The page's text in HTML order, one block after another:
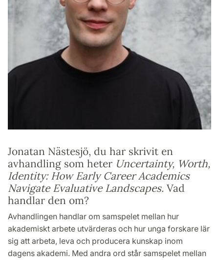
Jonatan Nästesjö, du har skrivit en
avhandling som heter Uncertainty, Worth,
Identity: How Early Career Academics
Navigate Evaluative Landscapes. Vad
handlar den om?
Avhandlingen handlar om samspelet mellan hur
akademiskt arbete utvärderas och hur unga forskare lär
sig att arbeta, leva och producera kunskap inom
dagens akademi. Med andra ord står samspelet mellan